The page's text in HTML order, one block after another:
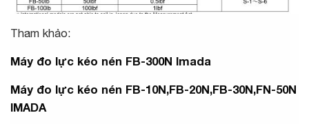
Tham khảo:
Máy đo lực kéo nén FB-300N Imada
Máy đo lực kéo nén FB-10N,FB-20N,FB-30N,FN-50N
IMADA